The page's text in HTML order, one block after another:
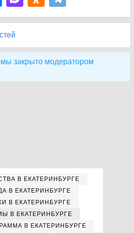
закрыто модератором
В ЕКАТЕРИНБУРГЕ
В ЕКАТЕРИНБУРГЕ
В ЕКАТЕРИНБУРГЕ
В ЕКАТЕРИНБУРГЕ
В ЕКАТЕРИНБУРГЕ